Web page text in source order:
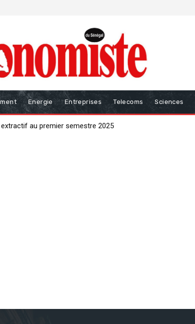
Energie Entreprises Telecoms Sciences
au premier semestre 2025